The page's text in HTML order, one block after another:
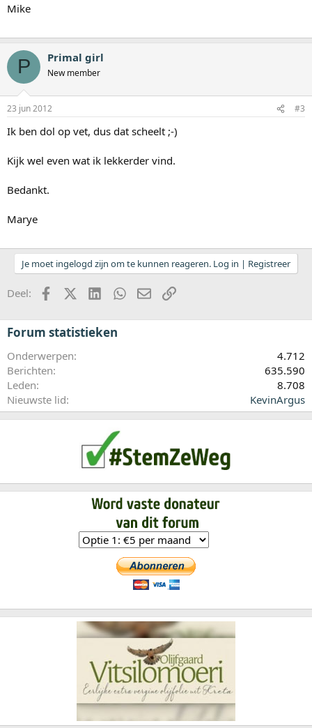
Mike
P Primal girl
New member
23 jun 2012 #3
Ik ben dol op vet, dus dat scheelt ;-)
Kijk wel even wat ik lekkerder vind.
Bedankt.
Marye
Je moet ingelogd zijn om te kunnen reageren. Log in | Registreer
Deel: FacebookX (Twitter)LinkedInWhatsApp
E-mailkoppeling
Forum statistieken
Onderwerpen
4.712
Berichten
635.590
Leden
8.708
Nieuwste lid
KevinArgus